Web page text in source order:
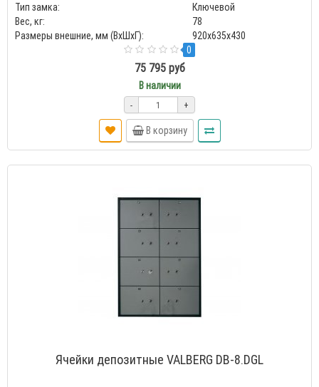
Тип замка:
Ключевой
Вес, кг:
78
Размеры внешние, мм (ВхШхГ):
920x635x430
0
75 795 руб
В наличии
- +
В корзину
Ячейки депозитные VALBERG DB-8.DGL